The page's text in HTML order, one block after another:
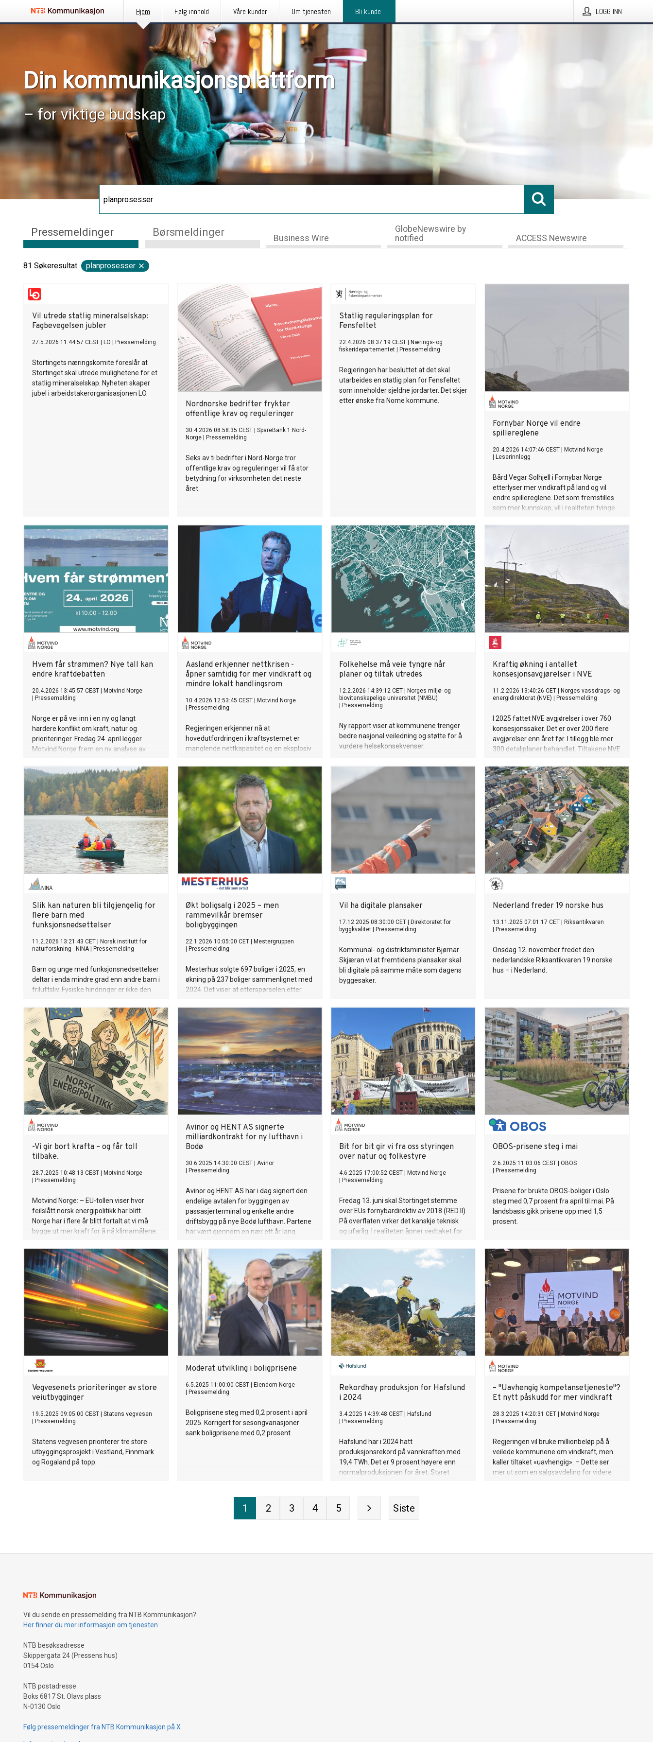
Hjem Følg innhold Våre kunder Om tjenesten Bli kunde LOGG INN
Din kommunikasjonsplattform
– for viktige budskap
Pressemeldinger Børsmeldinger Business Wire
GlobeNewswire by
notified
ACCESS Newswire
81 Søkeresultat planprosesser
Vil utrede statlig mineralselskap:
Fagbevegelsen jubler
27.5.2026 11:44:57 CEST LO Pressemelding
Stortingets næringskomite foreslår at
Stortinget skal utrede mulighetene for et
statlig mineralselskap. Nyheten skaper
jubel i arbeidstakerorganisasjonen LO.
Nordnorske bedrifter frykter
offentlige krav og reguleringer
30.4.2026 08:58:35 CEST
SpareBank 1 Nord-
Norge
Pressemelding
Seks av ti bedrifter i Nord-Norge tror
offentlige krav og reguleringer vil få stor
betydning for virksomheten det neste
året.
Statlig reguleringsplan for
Fensfeltet
22.4.2026 08:37:19 CEST
Nærings- og
fiskeridepartementet
Pressemelding
Regjeringen har besluttet at det skal
utarbeides en statlig plan for Fensfeltet
som inneholder sjeldne jordarter. Det skjer
etter ønske fra Nome kommune.
Fornybar Norge vil endre
spillereglene
20.4.2026 14:07:46 CEST
Motvind Norge
Leserinnlegg
Bård Vegar Solhjell i Fornybar Norge
etterlyser mer vindkraft på land og vil
endre spillereglene. Det som fremstilles
som mer kunnskap, vil i realiteten tvinge
«Utredningsplikt» foreslås ikke for
kunnskapens skyld. Det er et maktgrep.
Hvem får strømmen? Nye tall kan
endre kraftdebatten
20.4.2026 13:45:57 CEST
Motvind Norge
Pressemelding
Norge er på vei inn i en ny og langt
hardere konflikt om kraft, natur og
prioriteringer. Fredag 24. april legger
Motvind Norge frem en ny analyse av
Statnetts tilknytningskø. Det blir også het
debatt om "utredningsplikt" for vindkraft.
Aasland erkjenner nettkrisen -
åpner samtidig for mer vindkraft og
mindre lokalt handlingsrom
10.4.2026 12:53:45 CEST
Motvind Norge
Pressemelding
Regjeringen erkjenner nå at
hovedutfordringen i kraftsystemet er
manglende nettkapasitet og en eksplosiv
åpner energiminister Terje Aasland for
tiltak som vil presse frem mer vindkraft
og samtidig svekke kommunenes
mulighet til å si nei.
Folkehelse må veie tyngre når
planer og tiltak utredes
12.2.2026 14:39:12 CET
Norges miljø- og
biovitenskapelige universitet (NMBU)
Pressemelding
Ny rapport viser at kommunene trenger
bedre nasjonal veiledning og støtte for å
vurdere helsekonsekvenser.
Kraftig økning i antallet
konsesjonsavgjørelser i NVE
11.2.2026 13:40:26 CET
Norges vassdrags- og
energidirektorat (NVE)
Pressemelding
I 2025 fattet NVE avgjørelser i over 760
konsesjonssaker. Det er over 200 flere
avgjørelser enn året før. I tillegg ble mer
300 detaljplaner behandlet. Tiltakene NVE
effektiviteten i saksbehandlingen gir
resultater.
Slik kan naturen bli tilgjengelig for
flere barn med
funksjonsnedsettelser
11.2.2026 13:21:43 CET
Norsk institutt for
naturforskning - NINA| Pressemelding
Barn og unge med funksjonsnedsettelser
deltar i enda mindre grad enn andre barn i
friluftsliv. Fysiske hindringer er ikke den
Økt boligsalg i 2025 – men
rammevilkår bremser
boligbyggingen
22.1.2026 10:05:00 CET
Mestergruppen
Pressemelding
Mesterhus solgte 697 boliger i 2025, en
økning på 237 boliger sammenlignet med
2024. Det viser at etterspørselen etter
krevende marked. Samtidig ble kun 541
boliger igangsatt. Som en av landets
største boligbyggere, så må dette tallet
betydelig opp om vi skal bidra til å nå
regjeringens mål på 130 000
igangsettinger innen 2030.
Vil ha digitale plansaker
17.12.2025 08:30:00 CET
Direktoratet for
byggkvalitet
Pressemelding
Kommunal- og distriktsminister Bjørnar
Skjæran vil at fremtidens plansaker skal
bli digitale på samme måte som dagens
byggesaker.
Nederland freder 19 norske hus
13.11.2025 07:01:17 CET
Riksantikvaren
Pressemelding
Onsdag 12. november fredet den
nederlandske Riksantikvaren 19 norske
hus – i Nederland.
-Vi gir bort krafta – og får toll
tilbake.
28.7.2025 10:48:13 CEST
Motvind Norge
Pressemelding
Motvind Norge: – EU-tollen viser hvor
feilslått norsk energipolitikk har blitt.
Norge har i flere år blitt fortalt at vi må
bygge ut mer kraft for å nå klimamålene.
integrere oss tettere i det europeiske
energimarkedet. Men etter at EU nylig
innførte toll på norske industriprodukter
produsert med ren, norsk vannkraft,
begynner bildet å sprekke.
Avinor og HENT AS signerte
milliardkontrakt for ny lufthavn i
Bodø
30.6.2025 14:30:00 CEST
Avinor
Pressemelding
Avinor og HENT AS har i dag signert den
endelige avtalen for byggingen av
passasjerterminal og enkelte andre
driftsbygg på nye Bodø lufthavn. Partene
har vært gjennom en nær ett år lang
omfanget og målprisen for denne delen
av prosjektet. Kontraktsverdien er om lag
1,9 milliarder kroner.
Bit for bit gir vi fra oss styringen
over natur og folkestyre
4.6.2025 17:00:52 CEST
Motvind Norge
Pressemelding
Fredag 13. juni skal Stortinget stemme
over EUs fornybardirektiv av 2018 (RED II).
På overflaten virker det kanskje teknisk
og ufarlig. I realiteten åpner vedtaket for
naturforvaltning og lokaldemokrati – til
OBOS-prisene steg i mai
2.6.2025 11:03:06 CEST
OBOS
Pressemelding
Prisene for brukte OBOS-boliger i Oslo
steg med 0,7 prosent fra april til mai. På
landsbasis gikk prisene opp med 1,5
prosent.
Vegvesenets prioriteringer av store
veiutbygginger
19.5.2025 09:05:00 CEST
Statens vegvesen
Pressemelding
Statens vegvesen prioriterer tre store
utbyggingsprosjekt i Vestland, Finnmark
og Rogaland på topp.
Moderat utvikling i boligprisene
6.5.2025 11:00:00 CEST
Eiendom Norge
Pressemelding
Boligprisene steg med 0,2 prosent i april
2025. Korrigert for sesongvariasjoner
sank boligprisene med 0,2 prosent.
Rekordhøy produksjon for Hafslund
i 2024
3.4.2025 14:39:48 CEST
Hafslund
Pressemelding
Hafslund har i 2024 hatt
produksjonsrekord på vannkraften med
19,4 TWh. Det er 9 prosent høyere enn
normalproduksjonen for året. Styret
– "Uavhengig kompetansetjeneste"?
Et nytt påskudd for mer vindkraft
28.3.2025 14:20:31 CET
Motvind Norge
Pressemelding
Regjeringen vil bruke millionbeløp på å
veilede kommunene om vindkraft, men
kaller tiltaket «uavhengig». – Dette ser
mer ut som en salgsavdeling for videre
1 2 3 4 5 Siste
Vil du sende en pressemelding fra NTB Kommunikasjon?
Her finner du mer informasjon om tjenesten
NTB besøksadresse
Skippergata 24 (Pressens hus)
0154 Oslo
NTB postadresse
Boks 6817 St. Olavs plass
N-0130 Oslo
Følg pressemeldinger fra NTB Kommunikasjon på X